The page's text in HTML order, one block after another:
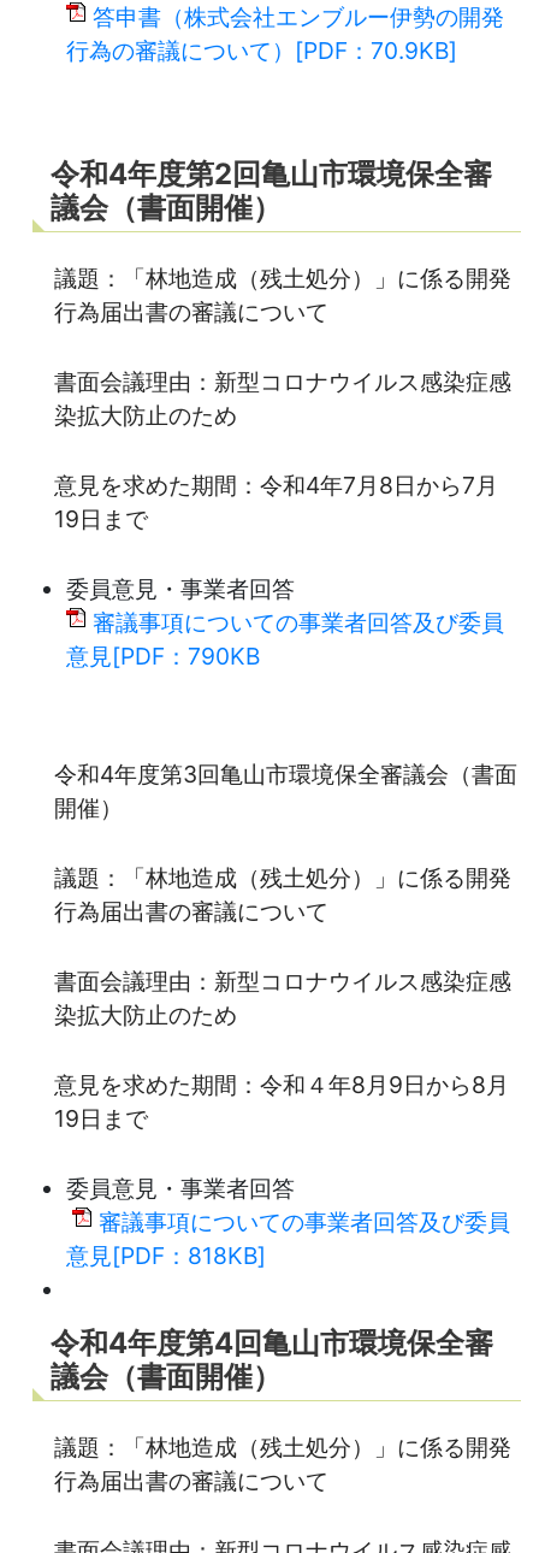
答申書（株式会社エンブルー伊勢の開発
行為の審議について）[PDF：70.9KB]
令和4年度第2回亀山市環境保全審
議会（書面開催）
議題：「林地造成（残土処分）」に係る開発
行為届出書の審議について
書面会議理由：新型コロナウイルス感染症感
染拡大防止のため
意見を求めた期間：令和4年7月8日から7月
19日まで
委員意見・事業者回答
審議事項についての事業者回答及び委員
意見[PDF：790KB
令和4年度第3回亀山市環境保全審議会（書面
開催）
議題：「林地造成（残土処分）」に係る開発
行為届出書の審議について
書面会議理由：新型コロナウイルス感染症感
染拡大防止のため
意見を求めた期間：令和４年8月9日から8月
19日まで
委員意見・事業者回答
審議事項についての事業者回答及び委員
意見[PDF：818KB]
令和4年度第4回亀山市環境保全審
議会（書面開催）
議題：「林地造成（残土処分）」に係る開発
行為届出書の審議について